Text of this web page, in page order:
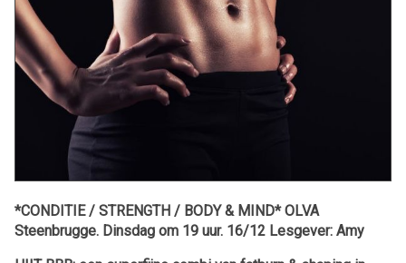
*CONDITIE / STRENGTH / BODY & MIND* OLVA
Steenbrugge. Dinsdag om 19 uur. 16/12 Lesgever: Amy